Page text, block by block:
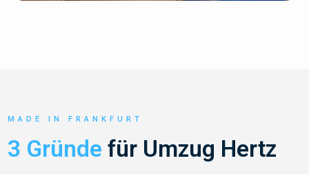
MADE IN FRANKFURT
3 Gründe für Umzug Hertz